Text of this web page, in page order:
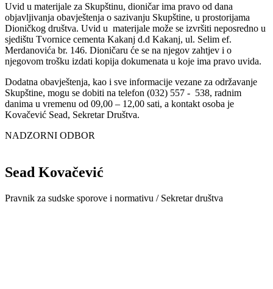
Uvid u materijale za Skupštinu, dioničar ima pravo od dana
objavljivanja obavještenja o sazivanju Skupštine, u prostorijama
Dioničkog društva. Uvid u materijale može se izvršiti neposredno u
sjedištu Tvornice cementa Kakanj d.d Kakanj, ul. Selim ef.
Merdanovića br. 146. Dioničaru će se na njegov zahtjev i o
njegovom trošku izdati kopija dokumenata u koje ima pravo uvida.
Dodatna obavještenja, kao i sve informacije vezane za održavanje
Skupštine, mogu se dobiti na telefon (032) 557 - 538, radnim
danima u vremenu od 09,00 – 12,00 sati, a kontakt osoba je
Kovačević Sead, Sekretar Društva.
NADZORNI ODBOR
Sead Kovačević
Pravnik za sudske sporove i normativu / Sekretar društva